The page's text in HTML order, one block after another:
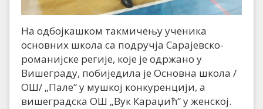
На одбојкашком такмичењу ученика
основних школа са подручја Сарајевско-
романијске регије, које је одржано у
Вишеграду, побиједила је Основна школа /
ОШ/ „Пале“ у мушкој конкуренцији, а
вишеградска ОШ „Вук Караџић“ у женској.